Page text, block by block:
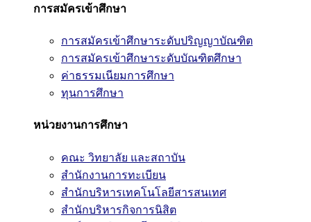
การสมัครเข้าศึกษา
การสมัครเข้าศึกษาระดับปริญญาบัณฑิต
การสมัครเข้าศึกษาระดับบัณฑิตศึกษา
ค่าธรรมเนียมการศึกษา
ทุนการศึกษา
หน่วยงานการศึกษา
คณะ วิทยาลัย และสถาบัน
สำนักงานการทะเบียน
สำนักบริหารเทคโนโลยีสารสนเทศ
สำนักบริหารกิจการนิสิต